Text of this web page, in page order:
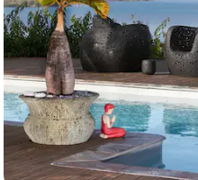
de 5 sur 5, 17